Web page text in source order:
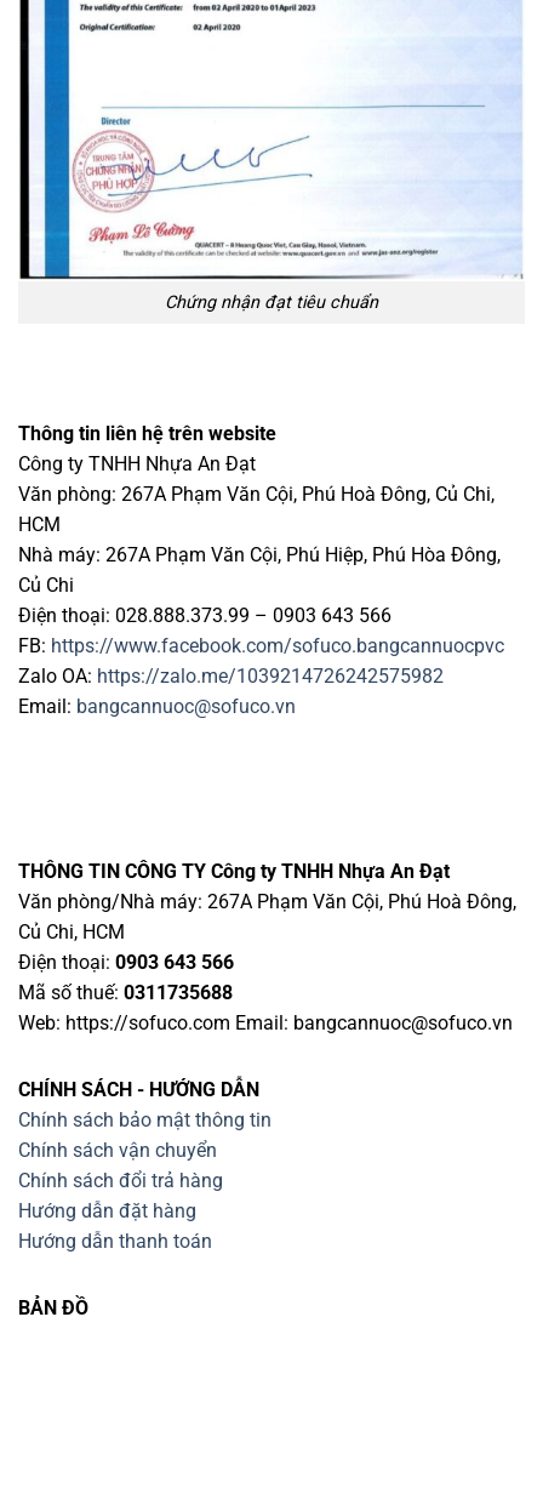
Chứng nhận đạt tiêu chuẩn
Thông tin liên hệ trên website
Công ty TNHH Nhựa An Đạt
Văn phòng: 267A Phạm Văn Cội, Phú Hoà Đông, Củ Chi,
HCM
Nhà máy: 267A Phạm Văn Cội, Phú Hiệp, Phú Hòa Đông,
Củ Chi
Điện thoại: 028.888.373.99 – 0903 643 566
FB: https://www.facebook.com/sofuco.bangcannuocpvc
Zalo OA: https://zalo.me/1039214726242575982
Email: bangcannuoc@sofuco.vn
THÔNG TIN CÔNG TY Công ty TNHH Nhựa An Đạt
Văn phòng/Nhà máy: 267A Phạm Văn Cội, Phú Hoà Đông,
Củ Chi, HCM
Điện thoại: 0903 643 566
Mã số thuế: 0311735688
Web: https://sofuco.com Email: bangcannuoc@sofuco.vn
CHÍNH SÁCH - HƯỚNG DẪN
Chính sách bảo mật thông tin
Chính sách vận chuyển
Chính sách đổi trả hàng
Hướng dẫn đặt hàng
Hướng dẫn thanh toán
BẢN ĐỒ